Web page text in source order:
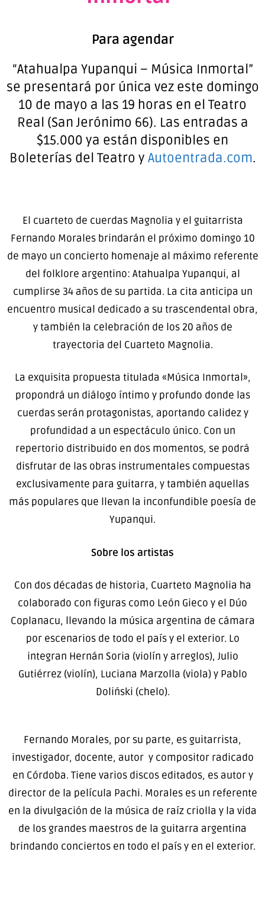
Para agendar
“Atahualpa Yupanqui – Música Inmortal”
se presentará por única vez este domingo
10 de mayo a las 19 horas en el Teatro
Real (San Jerónimo 66). Las entradas a
$15.000 ya están disponibles en
Boleterías del Teatro y Autoentrada.com.
El cuarteto de cuerdas Magnolia y el guitarrista
Fernando Morales brindarán el próximo domingo 10
de mayo un concierto homenaje al máximo referente
del folklore argentino: Atahualpa Yupanqui, al
cumplirse 34 años de su partida. La cita anticipa un
encuentro musical dedicado a su trascendental obra,
y también la celebración de los 20 años de
trayectoria del Cuarteto Magnolia.
La exquisita propuesta titulada «Música Inmortal»,
propondrá un diálogo íntimo y profundo donde las
cuerdas serán protagonistas, aportando calidez y
profundidad a un espectáculo único. Con un
repertorio distribuido en dos momentos, se podrá
disfrutar de las obras instrumentales compuestas
exclusivamente para guitarra, y también aquellas
más populares que llevan la inconfundible poesía de
Yupanqui.
Sobre los artistas
Con dos décadas de historia, Cuarteto Magnolia ha
colaborado con figuras como León Gieco y el Dúo
Coplanacu, llevando la música argentina de cámara
por escenarios de todo el país y el exterior. Lo
integran Hernán Soria (violín y arreglos), Julio
Gutiérrez (violín), Luciana Marzolla (viola) y Pablo
Doliński (chelo).
Fernando Morales, por su parte, es guitarrista,
investigador, docente, autor y compositor radicado
en Córdoba. Tiene varios discos editados, es autor y
director de la película Pachi. Morales es un referente
en la divulgación de la música de raíz criolla y la vida
de los grandes maestros de la guitarra argentina
brindando conciertos en todo el país y en el exterior.